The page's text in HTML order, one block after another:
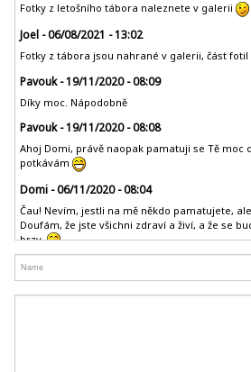
Fotky z letošního tábora naleznete v galerii
Joel - 06/08/2021 - 13:02
Fotky z tábora jsou nahrané v galerii, část fotil
Pavouk - 19/11/2020 - 08:09
Díky moc. Nápodobně
Pavouk - 19/11/2020 - 08:08
Ahoj Domi, právě naopak pamatuji se Tě moc
potkávám
Domi - 06/11/2020 - 08:04
Čau! Nevím, jestli na mě někdo pamatujete,
Doufám, že jste všichni zdraví a živí, a že se
brzy.
Joel - 29/07/2020 - 13:33